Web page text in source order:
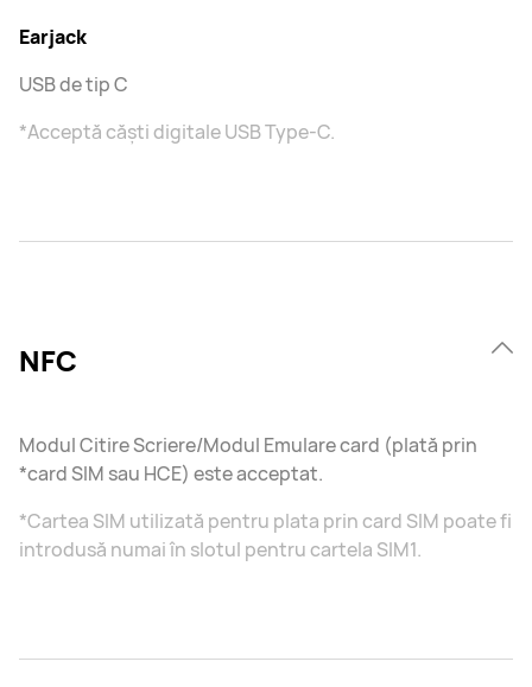
Earjack
USB de tip C
*Acceptă căști digitale USB Type-C.
NFC
Modul Citire Scriere/Modul Emulare card (plată prin
*card SIM sau HCE) este acceptat.
*Cartea SIM utilizată pentru plata prin card SIM poate fi
introdusă numai în slotul pentru cartela SIM1.